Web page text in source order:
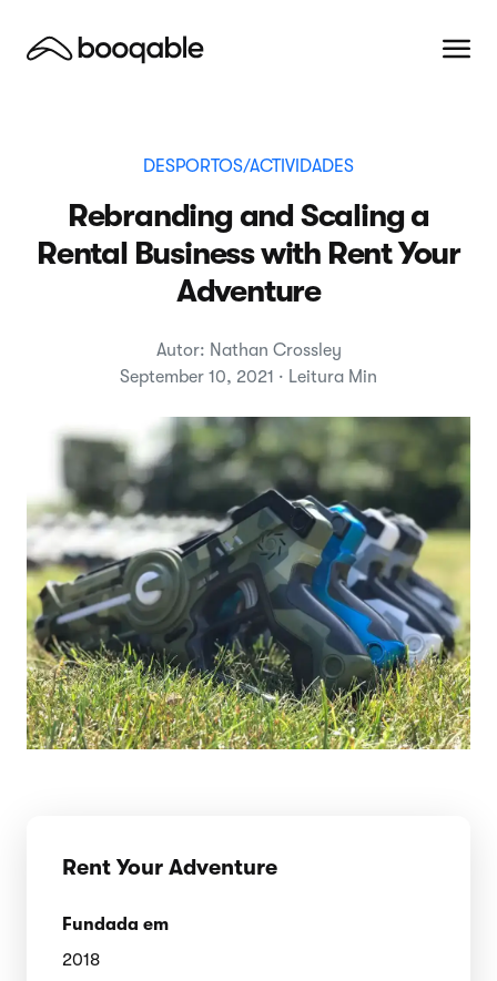
DESPORTOS/ACTIVIDADES
Rebranding and Scaling a
Rental Business with Rent Your
Adventure
Autor: Nathan Crossley
September 10, 2021 · Leitura Min
Rent Your Adventure
Fundada em
2018